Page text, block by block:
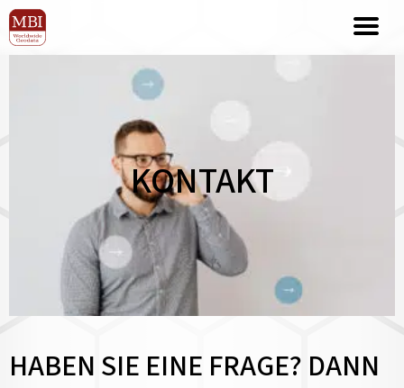
KONTAKT
HABEN SIE EINE FRAGE? DANN